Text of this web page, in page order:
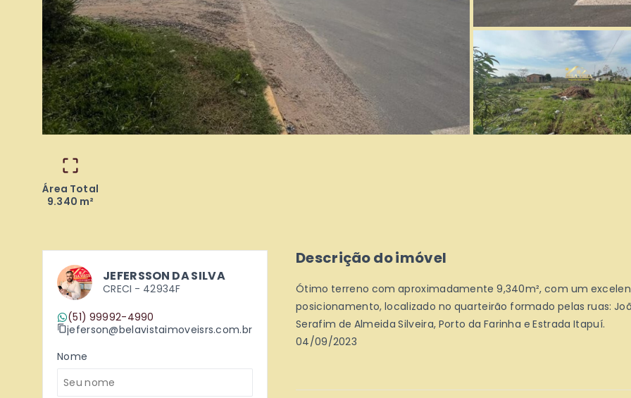
Área Total
9.340 m²
JEFERSSON DA SILVA
CRECI - 42934F
(51) 99992-4990
jeferson@belavistaimoveisrs.com.br
Nome
Descrição do imóvel
Ótimo terreno com aproximadamente 9,340m², com um
posicionamento, localizado no quarteirão formado pelas ruas:
Serafim de Almeida Silveira, Porto da Farinha e Estrada Itapuí.
04/09/2023